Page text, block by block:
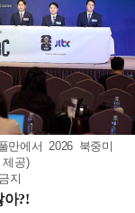
에서 2026 북중미
공)
지